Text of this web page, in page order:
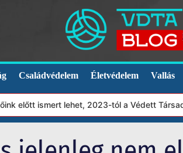
Családvédelem Életvédelem Vallás
ismert lehet, 2023-tól a Védett